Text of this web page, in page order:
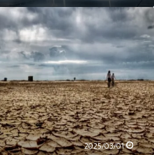
تونس
أمام
أزمة
مياه
خطيرة
قد
تؤدي
ببعض
سكانها
إلى
2025/03/01